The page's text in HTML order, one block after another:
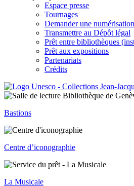
Espace presse
Tournages
Demander une numérisation
Transmettre au Dépôt légal
Prêt entre bibliothèques
Prêt aux expositions
Partenariats
Crédits
Bastions
Centre d’iconographie
La Musicale